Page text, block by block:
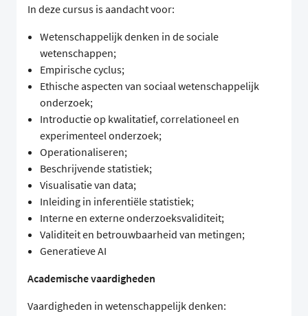
In deze cursus is aandacht voor:
Wetenschappelijk denken in de sociale
wetenschappen;
Empirische cyclus;
Ethische aspecten van sociaal wetenschappelijk
onderzoek;
Introductie op kwalitatief, correlationeel en
experimenteel onderzoek;
Operationaliseren;
Beschrijvende statistiek;
Visualisatie van data;
Inleiding in inferentiële statistiek;
Interne en externe onderzoeksvaliditeit;
Validiteit en betrouwbaarheid van metingen;
Generatieve AI
Academische vaardigheden
Vaardigheden in wetenschappelijk denken: